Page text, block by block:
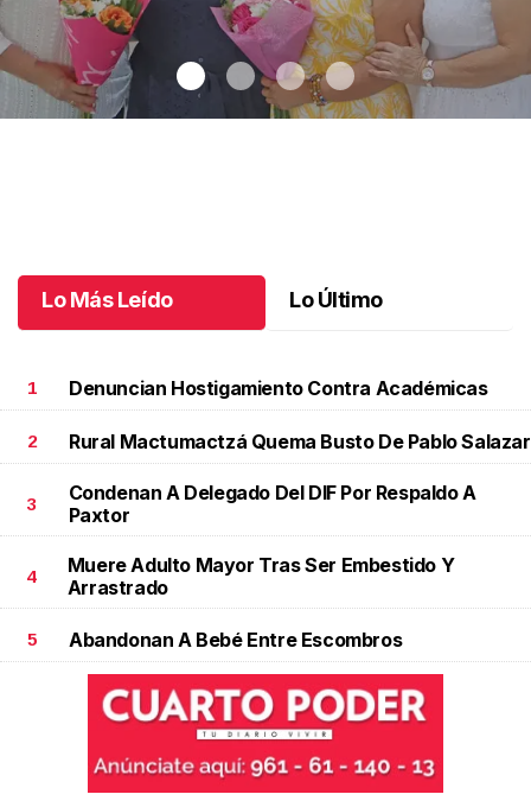
Lo Más Leído Lo Último
1 Denuncian Hostigamiento Contra Académicas
2 Rural Mactumactzá Quema Busto De Pablo Salazar
3
Condenan A Delegado Del DIF Por Respaldo A
Paxtor
4
Muere Adulto Mayor Tras Ser Embestido Y
Arrastrado
5 Abandonan A Bebé Entre Escombros